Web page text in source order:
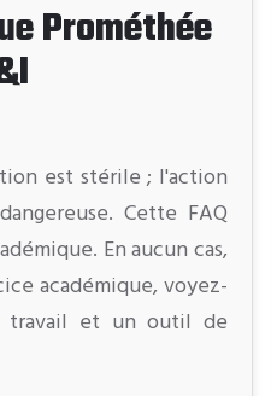
Prométhée
est stérile ; l'action
Cette FAQ
En aucun cas,
académique, voyez-
travail et un outil de